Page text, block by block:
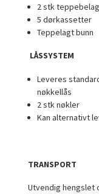
2 stk
5 dørkassetter
Teppelagt bunn
LÅSSYSTEM
Leveres
nøkkellås
2 stk nøkler
Kan alternativt
TRANSPORT
Utvendig hengslet